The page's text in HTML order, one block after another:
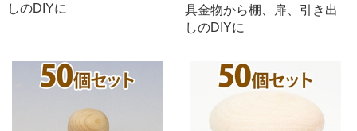
しのDIYに
具金物から棚、扉、引き出
しのDIYに